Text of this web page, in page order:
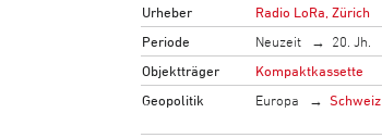
Urheber
Radio LoRa, Zürich
Periode
Neuzeit 20. Jh.
Objektträger
Kompaktkassette
Geopolitik
Europa Schweiz